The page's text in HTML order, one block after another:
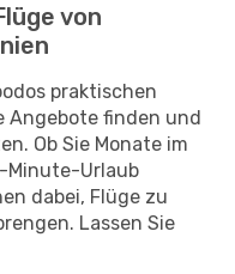
von
praktischen
Angebote finden und
Ob Sie Monate im
Minute-Urlaub
dabei, Flüge zu
Lassen Sie